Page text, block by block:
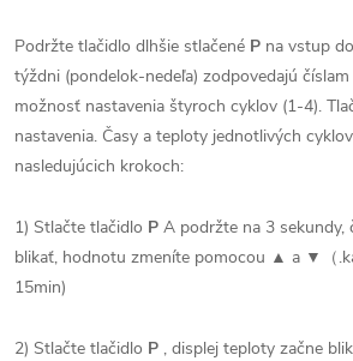
Podržte tlačidlo dlhšie stlačené P na vstup
týždni (pondelok-nedeľa) zodpovedajú
možnosť nastavenia štyroch cyklov (1-4).
nastavenia. Časy a teploty jednotlivých
nasledujúcich krokoch:
1) Stlačte tlačidlo P A podržte na 3 sekundy,
blikať, hodnotu zmeníte pomocou ▲ a ▼（
15min)
2) Stlačte tlačidlo P , displej teploty začne